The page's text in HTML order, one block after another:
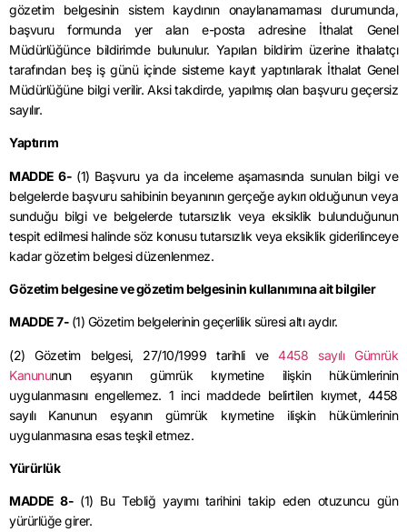
gözetim belgesinin sistem kaydının onaylanamaması durumunda,
başvuru formunda yer alan e-posta adresine İthalat Genel
Müdürlüğünce bildirimde bulunulur. Yapılan bildirim üzerine ithalatçı
tarafından beş iş günü içinde sisteme kayıt yaptırılarak İthalat Genel
Müdürlüğüne bilgi verilir. Aksi takdirde, yapılmış olan başvuru geçersiz
sayılır.
Yaptırım
MADDE 6- (1) Başvuru ya da inceleme aşamasında sunulan bilgi ve
belgelerde başvuru sahibinin beyanının gerçeğe aykırı olduğunun veya
sunduğu bilgi ve belgelerde tutarsızlık veya eksiklik bulunduğunun
tespit edilmesi halinde söz konusu tutarsızlık veya eksiklik giderilinceye
kadar gözetim belgesi düzenlenmez.
Gözetim belgesine ve gözetim belgesinin kullanımına ait bilgiler
MADDE 7- (1) Gözetim belgelerinin geçerlilik süresi altı aydır.
(2) Gözetim belgesi, 27/10/1999 tarihli ve4458 sayılı Gümrük
Kanununun eşyanın gümrük kıymetine ilişkin hükümlerinin
uygulanmasını engellemez. 1 inci maddede belirtilen kıymet, 4458
sayılı Kanunun eşyanın gümrük kıymetine ilişkin hükümlerinin
uygulanmasına esas teşkil etmez.
Yürürlük
MADDE 8- (1) Bu Tebliğ yayımı tarihini takip eden otuzuncu gün
yürürlüğe girer.